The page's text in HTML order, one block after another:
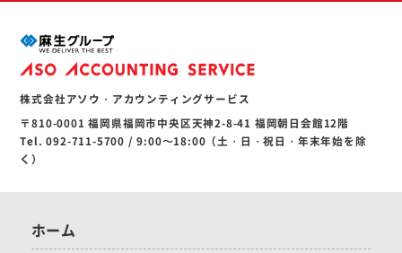
株式会社アソウ・アカウンティングサービス
〒810-0001 福岡県福岡市中央区天神2-8-41 福岡朝日会館12階
Tel. 092-711-5700 / 9:00〜18:00（土・日・祝日・年末年始を除
く）
ホーム